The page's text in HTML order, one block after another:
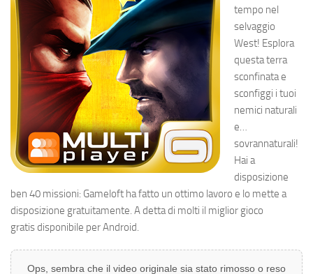
tempo nel
selvaggio
West! Esplora
questa terra
sconfinata e
sconfiggi i tuoi
nemici naturali
e…
sovrannaturali!
Hai a
disposizione
ben 40 missioni: Gameloft ha fatto un ottimo lavoro e lo mette a
disposizione gratuitamente. A detta di molti il miglior gioco
gratis disponibile per Android.
Ops, sembra che il video originale sia stato rimosso o reso